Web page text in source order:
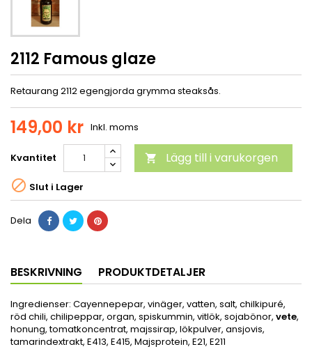
2112 Famous glaze
Retaurang 2112 egengjorda grymma steaksås.
149,00 kr Inkl. moms
Kvantitet  Lägg till i varukorgen
 Slut i Lager
Dela
BESKRIVNING PRODUKTDETALJER
Ingredienser: Cayennepepar, vinäger, vatten, salt, chilkipuré,
röd chili, chilipeppar, organ, spiskummin, vitlök, sojabönor, vete,
honung, tomatkoncentrat, majssirap, lökpulver, ansjovis,
tamarindextrakt, E413, E415, Majsprotein, E21, E211